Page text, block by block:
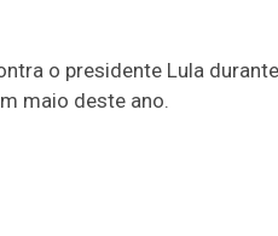
o presidente Lula
maio deste ano.